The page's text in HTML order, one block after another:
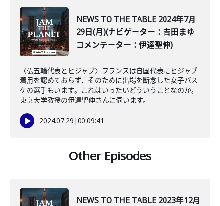
NEWS TO THE TABLE 2024年7月
29日(月)(ナビゲーター：吉田まゆ
コメンテーター：伊達聖伸)
〈仏五輪代表とヒジャブ〉フランスは自国代表にヒジャブ
着用を認めておらず、そのために出場を断念した女子バス
ケの選手もいます。これはいったいどういうことなのか。
東京大学教授の伊達聖伸さんに伺います。
2024.07.29 |00:09:41
Other Episodes
NEWS TO THE TABLE 2023年12月